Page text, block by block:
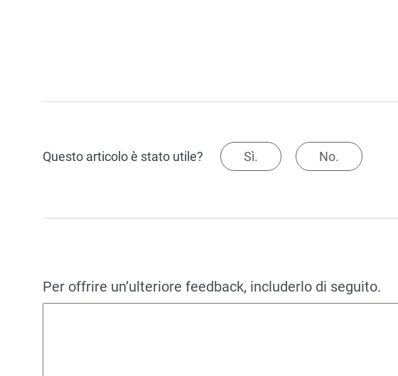
Questo articolo è stato utile? Sì. No.
Per offrire un’ulteriore feedback, includerlo di seguito.